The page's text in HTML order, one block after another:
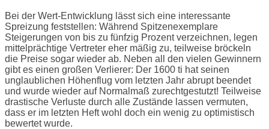
Bei der Wert-Entwicklung lässt sich eine interessante
Spreizung feststellen: Während Spitzenexemplare
Steigerungen von bis zu fünfzig Prozent verzeichnen, legen
mittelprächtige Vertreter eher mäßig zu, teilweise bröckeln
die Preise sogar wieder ab. Neben all den vielen Gewinnern
gibt es einen großen Verlierer: Der 1600 ti hat seinen
unglaublichen Höhenflug vom letzten Jahr abrupt beendet
und wurde wieder auf Normalmaß zurechtgestutzt! Teilweise
drastische Verluste durch alle Zustände lassen vermuten,
dass er im letzten Heft wohl doch ein wenig zu optimistisch
bewertet wurde.